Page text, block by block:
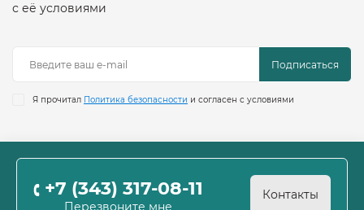
с её условиями
Подписаться
Я прочитал Политика безопасности и согласен с условиями
+7 (343) 317-08-11
Перезвоните мне
Контакты